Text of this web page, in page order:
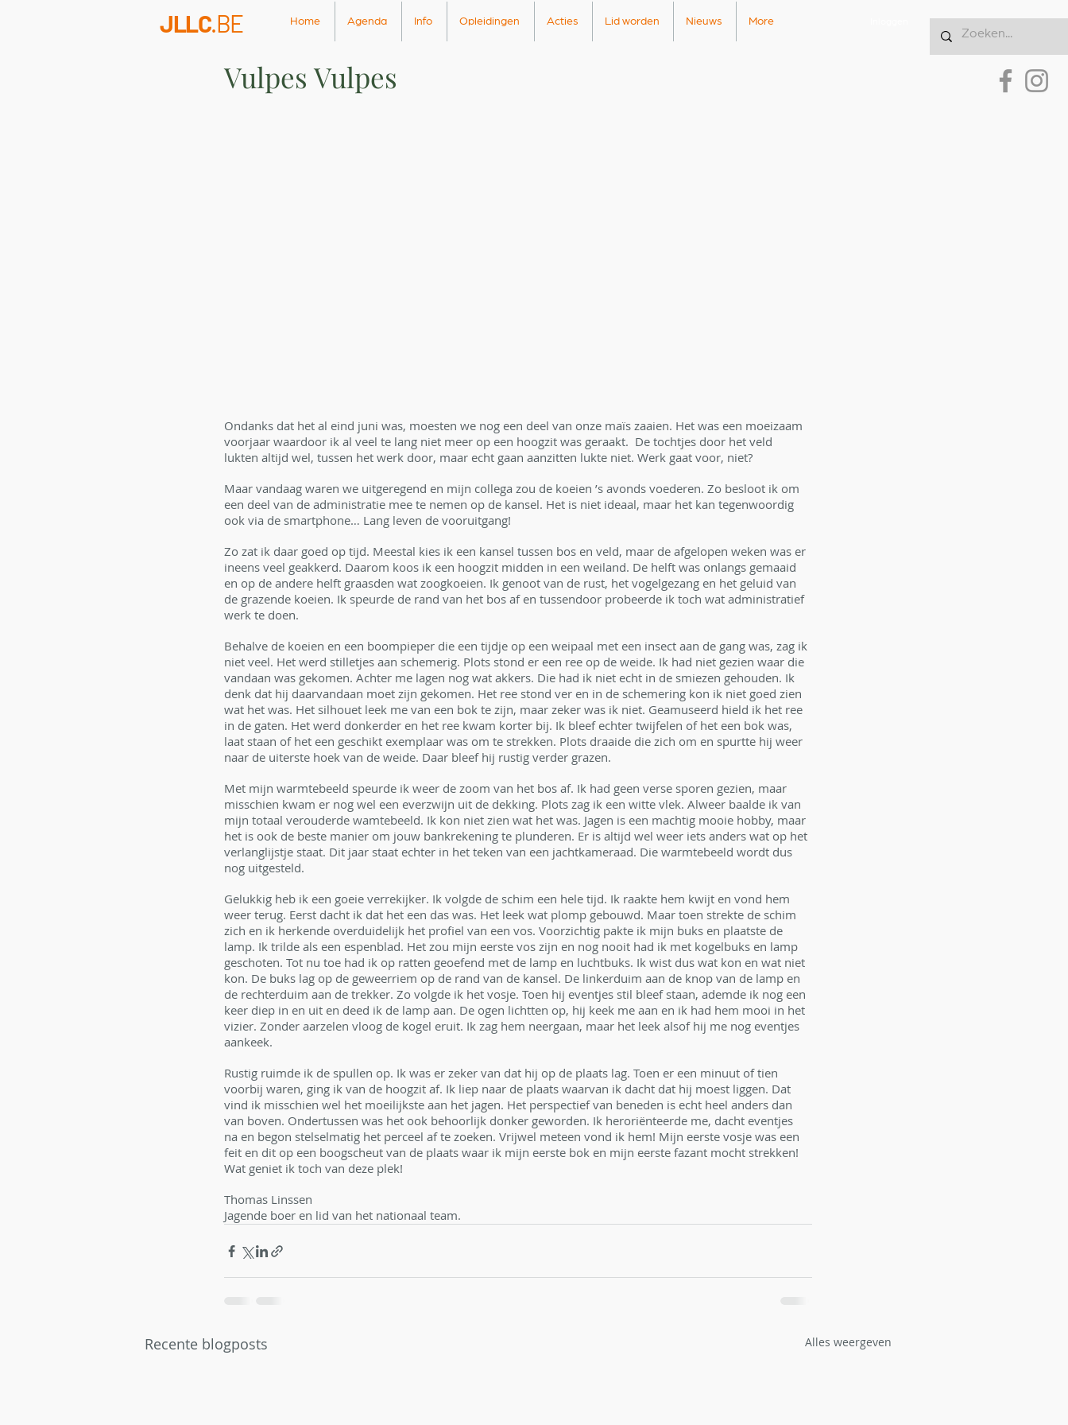
JLLC.BE Home Agenda Info Opleidingen Acties Lid worden Nieuws More
Vulpes Vulpes
Ondanks dat het al eind juni was, moesten we nog een deel van onze maïs zaaien. Het was een moeizaam
voorjaar waardoor ik al veel te lang niet meer op een hoogzit was geraakt.  De tochtjes door het veld
lukten altijd wel, tussen het werk door, maar echt gaan aanzitten lukte niet. Werk gaat voor, niet?
Maar vandaag waren we uitgeregend en mijn collega zou de koeien ’s avonds voederen. Zo besloot ik om
een deel van de administratie mee te nemen op de kansel. Het is niet ideaal, maar het kan tegenwoordig
ook via de smartphone… Lang leven de vooruitgang!
Zo zat ik daar goed op tijd. Meestal kies ik een kansel tussen bos en veld, maar de afgelopen weken was er
ineens veel geakkerd. Daarom koos ik een hoogzit midden in een weiland. De helft was onlangs gemaaid
en op de andere helft graasden wat zoogkoeien. Ik genoot van de rust, het vogelgezang en het geluid van
de grazende koeien. Ik speurde de rand van het bos af en tussendoor probeerde ik toch wat administratief
werk te doen.
Behalve de koeien en een boompieper die een tijdje op een weipaal met een insect aan de gang was, zag ik
niet veel. Het werd stilletjes aan schemerig. Plots stond er een ree op de weide. Ik had niet gezien waar die
vandaan was gekomen. Achter me lagen nog wat akkers. Die had ik niet echt in de smiezen gehouden. Ik
denk dat hij daarvandaan moet zijn gekomen. Het ree stond ver en in de schemering kon ik niet goed zien
wat het was. Het silhouet leek me van een bok te zijn, maar zeker was ik niet. Geamuseerd hield ik het ree
in de gaten. Het werd donkerder en het ree kwam korter bij. Ik bleef echter twijfelen of het een bok was,
laat staan of het een geschikt exemplaar was om te strekken. Plots draaide die zich om en spurtte hij weer
naar de uiterste hoek van de weide. Daar bleef hij rustig verder grazen.
Met mijn warmtebeeld speurde ik weer de zoom van het bos af. Ik had geen verse sporen gezien, maar
misschien kwam er nog wel een everzwijn uit de dekking. Plots zag ik een witte vlek. Alweer baalde ik van
mijn totaal verouderde wamtebeeld. Ik kon niet zien wat het was. Jagen is een machtig mooie hobby, maar
het is ook de beste manier om jouw bankrekening te plunderen. Er is altijd wel weer iets anders wat op het
verlanglijstje staat. Dit jaar staat echter in het teken van een jachtkameraad. Die warmtebeeld wordt dus
nog uitgesteld.
Gelukkig heb ik een goeie verrekijker. Ik volgde de schim een hele tijd. Ik raakte hem kwijt en vond hem
weer terug. Eerst dacht ik dat het een das was. Het leek wat plomp gebouwd. Maar toen strekte de schim
zich en ik herkende overduidelijk het profiel van een vos. Voorzichtig pakte ik mijn buks en plaatste de
lamp. Ik trilde als een espenblad. Het zou mijn eerste vos zijn en nog nooit had ik met kogelbuks en lamp
geschoten. Tot nu toe had ik op ratten geoefend met de lamp en luchtbuks. Ik wist dus wat kon en wat niet
kon. De buks lag op de geweerriem op de rand van de kansel. De linkerduim aan de knop van de lamp en
de rechterduim aan de trekker. Zo volgde ik het vosje. Toen hij eventjes stil bleef staan, ademde ik nog een
keer diep in en uit en deed ik de lamp aan. De ogen lichtten op, hij keek me aan en ik had hem mooi in het
vizier. Zonder aarzelen vloog de kogel eruit. Ik zag hem neergaan, maar het leek alsof hij me nog eventjes
aankeek.
Rustig ruimde ik de spullen op. Ik was er zeker van dat hij op de plaats lag. Toen er een minuut of tien
voorbij waren, ging ik van de hoogzit af. Ik liep naar de plaats waarvan ik dacht dat hij moest liggen. Dat
vind ik misschien wel het moeilijkste aan het jagen. Het perspectief van beneden is echt heel anders dan
van boven. Ondertussen was het ook behoorlijk donker geworden. Ik heroriënteerde me, dacht eventjes
na en begon stelselmatig het perceel af te zoeken. Vrijwel meteen vond ik hem! Mijn eerste vosje was een
feit en dit op een boogscheut van de plaats waar ik mijn eerste bok en mijn eerste fazant mocht strekken!
Wat geniet ik toch van deze plek!
Thomas Linssen
Jagende boer en lid van het nationaal team.
Recente blogposts Alles weergeven